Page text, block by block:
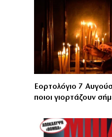
Εορτολόγιο 7
ποιοι γιορτάζουν